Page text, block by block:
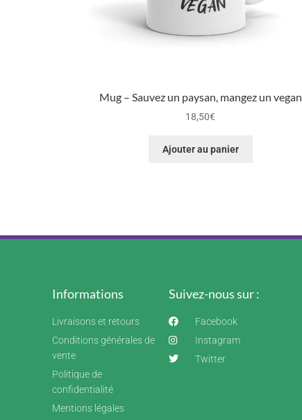
Mug – Sauvez un paysan, mangez un vegan
18,50€
Ajouter au panier
Informations
Livraisons et retours
Conditions générales de
vente
Politique de
confidentialité
Mentions légales
Suivez-nous sur :
Facebook
Instagram
Twitter